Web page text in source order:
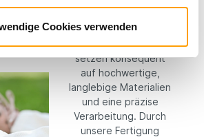
Cookies verwenden
wir keine
Kompromisse: Wir
setzen konsequent
auf hochwertige,
langlebige Materialien
und eine präzise
Verarbeitung. Durch
unsere Fertigung